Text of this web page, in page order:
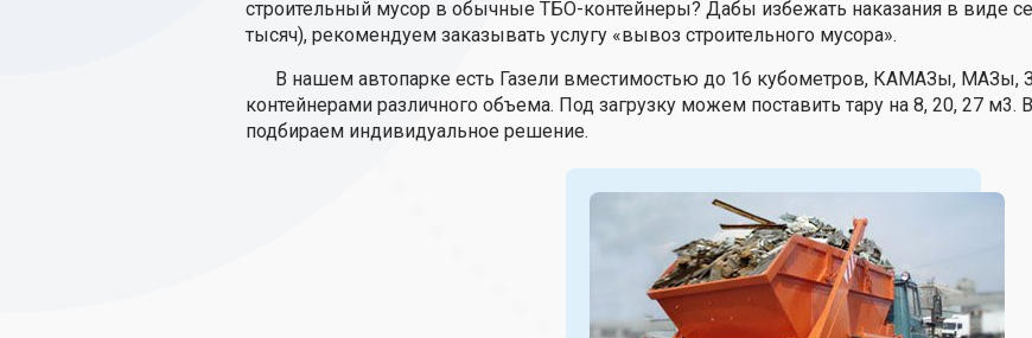
строительный мусор в обычные ТБО-контейнеры? Дабы избежать наказания в виде
тысяч), рекомендуем заказывать услугу «вывоз строительного мусора».
В нашем автопарке есть Газели вместимостью до 16 кубометров, КАМАЗы, МАЗы,
контейнерами различного объема. Под загрузку можем поставить тару на 8, 20, 27
подбираем индивидуальное решение.